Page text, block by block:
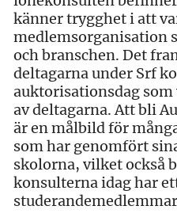
känner trygghet i att
medlemsorganisation
och branschen. Det
deltagarna under Srf
auktorisationsdag
av deltagarna. Att bli
är en målbild för
som har genomfört
skolorna, vilket också
konsulterna idag har